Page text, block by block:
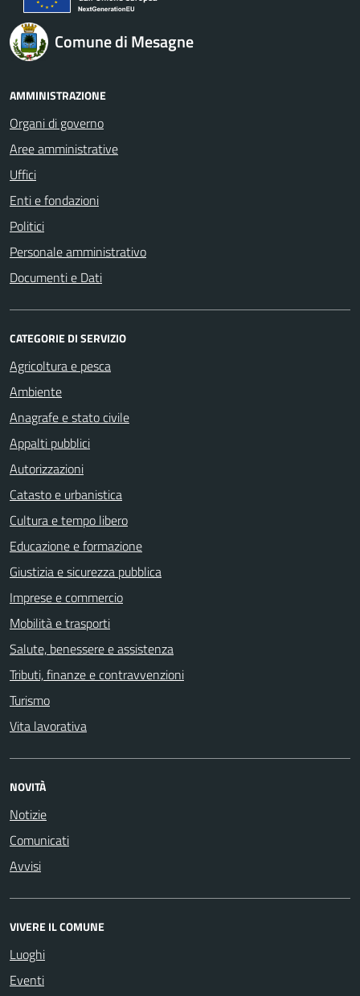
Comune di Mesagne
AMMINISTRAZIONE
Organi di governo
Aree amministrative
Uffici
Enti e fondazioni
Politici
Personale amministrativo
Documenti e Dati
CATEGORIE DI SERVIZIO
Agricoltura e pesca
Ambiente
Anagrafe e stato civile
Appalti pubblici
Autorizzazioni
Catasto e urbanistica
Cultura e tempo libero
Educazione e formazione
Giustizia e sicurezza pubblica
Imprese e commercio
Mobilità e trasporti
Salute, benessere e assistenza
Tributi, finanze e contravvenzioni
Turismo
Vita lavorativa
NOVITÀ
Notizie
Comunicati
Avvisi
VIVERE IL COMUNE
Luoghi
Eventi